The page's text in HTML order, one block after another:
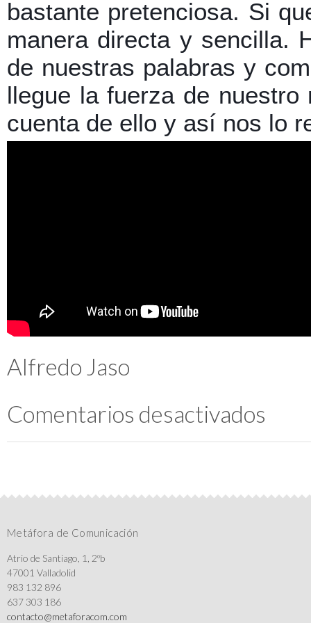
bastante pretenciosa. Si
manera directa y sencilla.
de nuestras palabras y
llegue la fuerza de
cuenta de ello y así nos lo
Alfredo Jaso
Comentarios desactivados
Metáfora de Comunicación
Atrio de Santiago, 1, 2ºb
47001 Valladolid
983 132 896
637 303 186
contacto@metaforacom.com